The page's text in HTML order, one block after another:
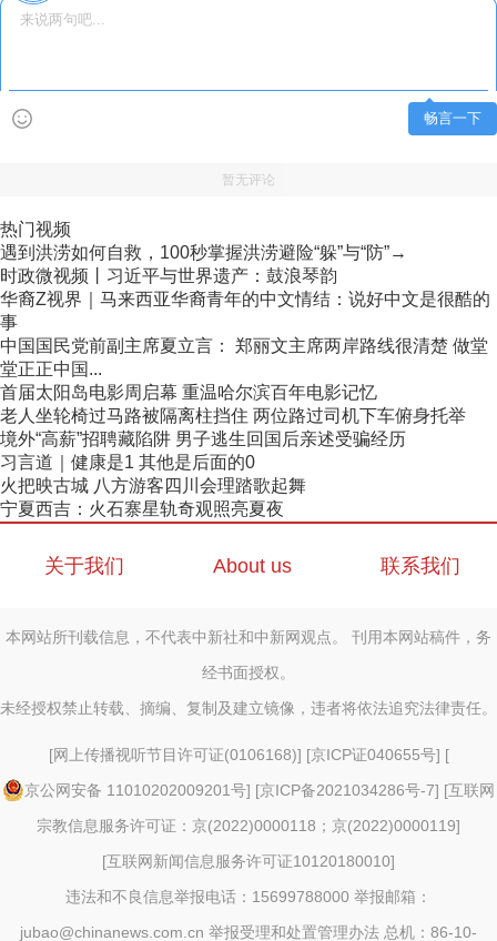
畅言一下
暂无评论
热门视频
遇到洪涝如何自救，100秒掌握洪涝避险“躲”与“防”→
时政微视频丨习近平与世界遗产：鼓浪琴韵
华裔Z视界｜马来西亚华裔青年的中文情结：说好中文是很酷的
事
中国国民党前副主席夏立言： 郑丽文主席两岸路线很清楚 做堂
堂正正中国...
首届太阳岛电影周启幕 重温哈尔滨百年电影记忆
老人坐轮椅过马路被隔离柱挡住 两位路过司机下车俯身托举
境外“高薪”招聘藏陷阱 男子逃生回国后亲述受骗经历
习言道｜健康是1 其他是后面的0
火把映古城 八方游客四川会理踏歌起舞
宁夏西吉：火石寨星轨奇观照亮夏夜
关于我们 About us 联系我们
本网站所刊载信息，不代表中新社和中新网观点。 刊用本网站稿件，务
经书面授权。
未经授权禁止转载、摘编、复制及建立镜像，违者将依法追究法律责任。
[网上传播视听节目许可证(0106168)] [京ICP证040655号] [
京公网安备 11010202009201号] [京ICP备2021034286号-7] [互联网
宗教信息服务许可证：京(2022)0000118；京(2022)0000119]
[互联网新闻信息服务许可证10120180010]
违法和不良信息举报电话：15699788000 举报邮箱：
jubao@chinanews.com.cn 举报受理和处置管理办法 总机：86-10-